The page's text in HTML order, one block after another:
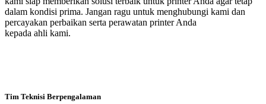
dalam kondisi prima. Jangan ragu untuk menghubungi kami dan
percayakan perbaikan serta perawatan printer Anda
kepada ahli kami.
Tim Teknisi Berpengalaman